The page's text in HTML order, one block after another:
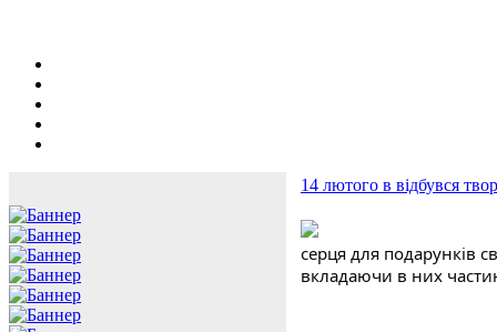
14 лютого в відбувся
серця для подарунків
вкладаючи в них